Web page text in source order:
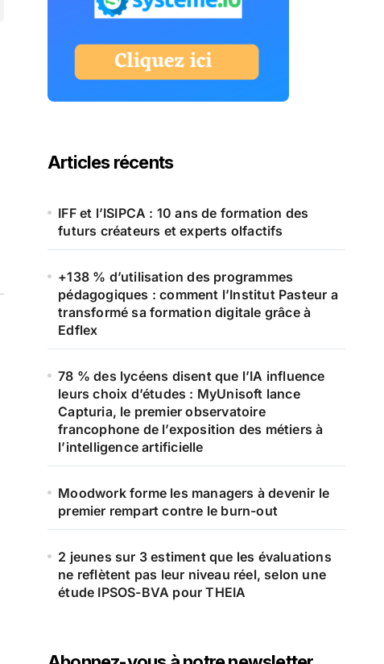
Articles récents
IFF et l’ISIPCA : 10 ans de formation des
futurs créateurs et experts olfactifs
+138 % d’utilisation des programmes
pédagogiques : comment l’Institut Pasteur a
transformé sa formation digitale grâce à
Edflex
78 % des lycéens disent que l’IA influence
leurs choix d’études : MyUnisoft lance
Capturia, le premier observatoire
francophone de l’exposition des métiers à
l’intelligence artificielle
Moodwork forme les managers à devenir le
premier rempart contre le burn-out
2 jeunes sur 3 estiment que les évaluations
ne reflètent pas leur niveau réel, selon une
étude IPSOS-BVA pour THEIA